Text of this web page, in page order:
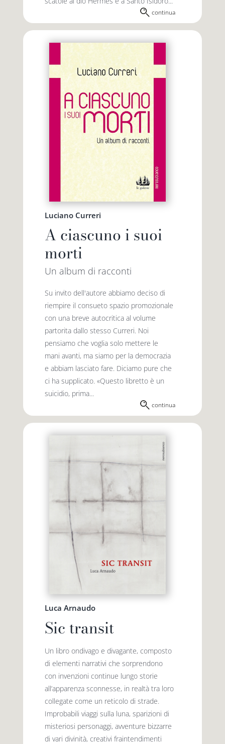
continua
Luciano Curreri
A ciascuno i suoi
morti
Un album di racconti
Su invito dell'autore abbiamo deciso di
riempire il consueto spazio promozionale
con una breve autocritica al volume
partorita dallo stesso Curreri. Noi
pensiamo che voglia solo mettere le
mani avanti, ma siamo per la democrazia
e abbiam lasciato fare. Diciamo pure che
ci ha supplicato. «Questo libretto è un
suicidio, prima...
continua
Luca Arnaudo
Sic transit
Un libro ondivago e divagante, composto
di elementi narrativi che sorprendono
con invenzioni continue lungo storie
all’apparenza sconnesse, in realtà tra loro
collegate come un reticolo di strade.
Improbabili viaggi sulla luna, sparizioni di
misteriosi personaggi, avventure bizzarre
di vari divinità, creativi fraintendimenti